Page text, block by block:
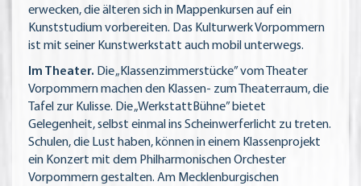
erwecken, die älteren sich in Mappenkursen auf ein
Kunststudium vorbereiten. Das Kulturwerk Vorpommern
ist mit seiner Kunstwerkstatt auch mobil unterwegs.
Im Theater. Die „Klassenzimmerstücke” vom Theater
Vorpommern machen den Klassen- zum Theaterraum, die
Tafel zur Kulisse. Die „WerkstattBühne” bietet
Gelegenheit, selbst einmal ins Scheinwerferlicht zu treten.
Schulen, die Lust haben, können in einem Klassenprojekt
ein Konzert mit dem Philharmonischen Orchester
Vorpommern gestalten. Am Mecklenburgischen